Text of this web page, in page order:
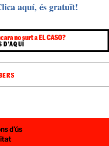
aquí, és gratuït!
no surt a EL CASO?
D'AQUÍ
d’ús